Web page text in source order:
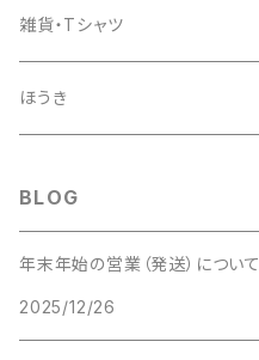
雑貨・Tシャツ
ほうき
BLOG
年末年始の営業（発送）について
2025/12/26